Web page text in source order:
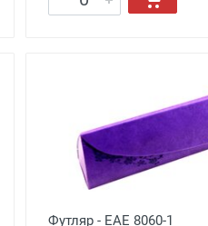
Футляр - EAE 8060-1